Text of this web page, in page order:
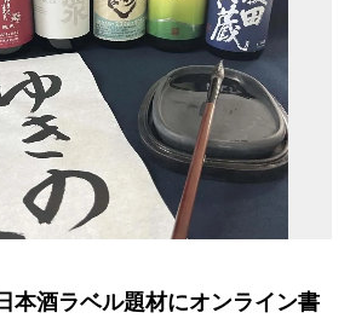
本酒ラベル題材にオンライン書